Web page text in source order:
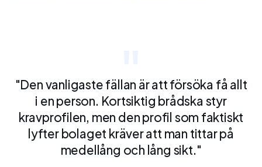
"Den vanligaste fällan är att försöka få allt
i en person. Kortsiktig brådska styr
kravprofilen, men den profil som faktiskt
lyfter bolaget kräver att man tittar på
medellång och lång sikt."